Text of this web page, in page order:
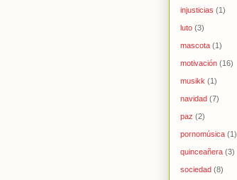
injusticias (1)
luto (3)
mascota (1)
motivación (16)
musikk (1)
navidad (7)
paz (2)
pornomúsica (1)
quinceañera (3)
sociedad (8)